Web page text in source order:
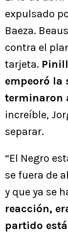
expulsado
Baeza.
contra el
tarjeta.
empeoró la
terminaron
increíble,
separar.
“El Negro
se fuera de
y que ya se
reacción,
partido